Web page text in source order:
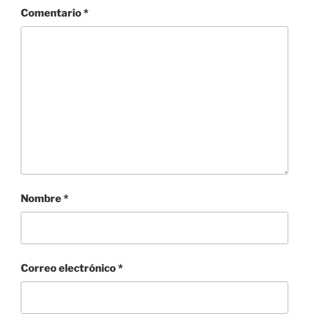
Comentario*
Nombre*
Correo electrónico*